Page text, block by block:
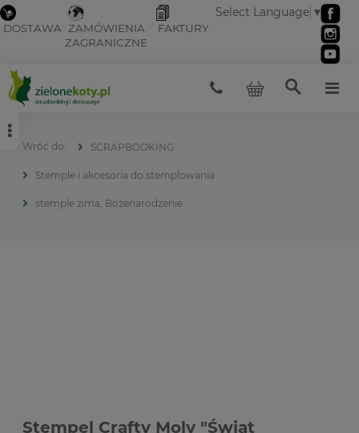
DOSTAWA ZAMÓWIENIA
ZAGRANICZNE
FAKTURY
Select Language ▼
SCRAPBOOKING
Stemple i akcesoria do stemplowania
stemple zima, Bożenarodzenie
Stempel Crafty Moly "Świąt